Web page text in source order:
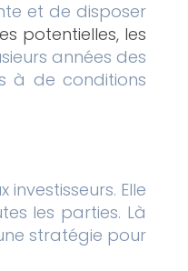
et de disposer
potentielles, les
années des
à de conditions
Elle
les parties. Là
stratégie pour